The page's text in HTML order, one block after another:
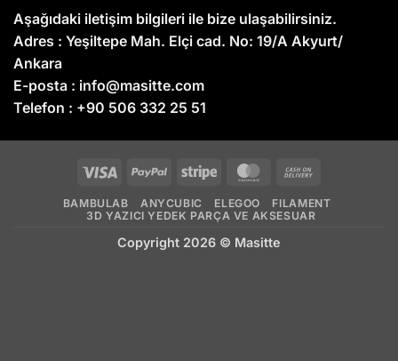
Aşağıdaki iletişim bilgileri ile bize ulaşabilirsiniz.
Adres : Yeşiltepe Mah. Elçi cad. No: 19/A Akyurt/
Ankara
E-posta : info@masitte.com
Telefon : +90 506 332 25 51
Visa PayPal Stripe MasterCard
Delivery
BAMBULAB ANYCUBIC ELEGOO
FILAMENT
3D YAZICI YEDEK PARÇA VE AKSESUAR
Copyright 2026 © Masitte